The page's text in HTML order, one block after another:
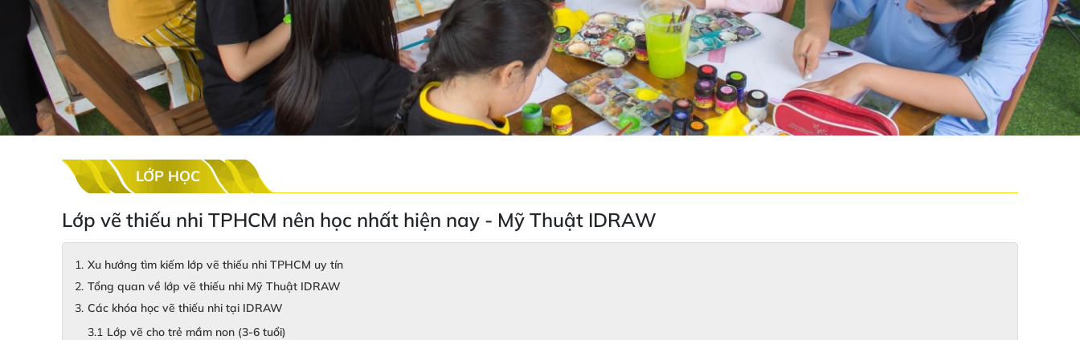
LỚP HỌC
Lớp vẽ thiếu nhi TPHCM nên học nhất hiện nay - Mỹ Thuật IDRAW
Xu hướng tìm kiếm lớp vẽ thiếu nhi TPHCM uy tín
Tổng quan về lớp vẽ thiếu nhi Mỹ Thuật IDRAW
Các khóa học vẽ thiếu nhi tại IDRAW
Lớp vẽ cho trẻ mầm non (3-6 tuổi)